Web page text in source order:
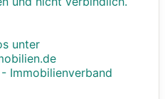
unter
Immobilienverband